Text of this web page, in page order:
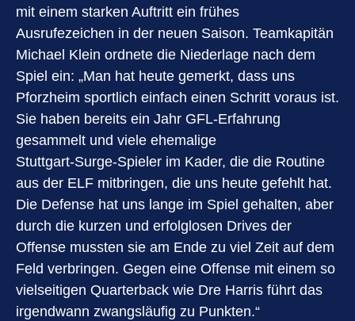
mit einem starken Auftritt ein frühes
Ausrufezeichen in der neuen Saison. Teamkapitän
Michael Klein ordnete die Niederlage nach dem
Spiel ein: „Man hat heute gemerkt, dass uns
Pforzheim sportlich einfach einen Schritt voraus ist.
Sie haben bereits ein Jahr GFL‑Erfahrung
gesammelt und viele ehemalige
Stuttgart‑Surge‑Spieler im Kader, die die Routine
aus der ELF mitbringen, die uns heute gefehlt hat.
Die Defense hat uns lange im Spiel gehalten, aber
durch die kurzen und erfolglosen Drives der
Offense mussten sie am Ende zu viel Zeit auf dem
Feld verbringen. Gegen eine Offense mit einem so
vielseitigen Quarterback wie Dre Harris führt das
irgendwann zwangsläufig zu Punkten.“